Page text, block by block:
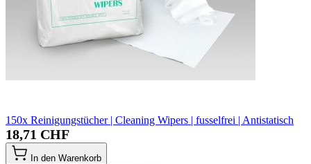
150x Reinigungstücher | Cleaning Wipers | fusselfrei | Antistatisch
18,71 CHF
In den Warenkorb